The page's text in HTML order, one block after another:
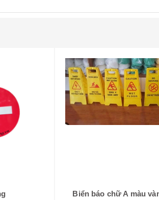
Biển báo chữ A màu